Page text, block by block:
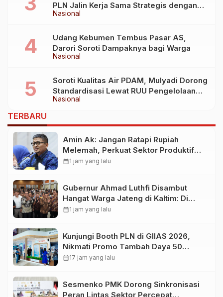
Nasional
PLN Jalin Kerja Sama Strategis dengan
Kementerian Kelautan dan Perikanan
Nasional
Udang Kebumen Tembus Pasar AS,
Darori Soroti Dampaknya bagi Warga
Nasional
Soroti Kualitas Air PDAM, Mulyadi Dorong
Standardisasi Lewat RUU Pengelolaan
Air Minum
TERBARU
Amin Ak: Jangan Ratapi Rupiah
Melemah, Perkuat Sektor Produktif
Negara
calendar_month1 jam yang lalu
Gubernur Ahmad Luthfi Disambut
Hangat Warga Jateng di Kaltim: Di
Mana Bumi Dipijak, Di Situ Langit
calendar_month1 jam yang lalu
Kunjungi Booth PLN di GIIAS 2026,
Nikmati Promo Tambah Daya 50
Persen
calendar_month17 jam yang lalu
Sesmenko PMK Dorong Sinkronisasi
Peran Lintas Sektor Percepat